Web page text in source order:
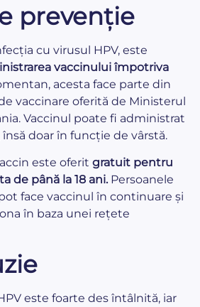
prevenție
cu virusul HPV, este
vaccinului împotriva
acesta face parte din
vaccinare oferită de Ministerul
Vaccinul poate fi administrat
doar în funcție de vârstă.
este oferit gratuit pentru
de până la 18 ani.Persoanele
face vaccinul în continuare și
în baza unei rețete
este foarte des întâlnită, iar